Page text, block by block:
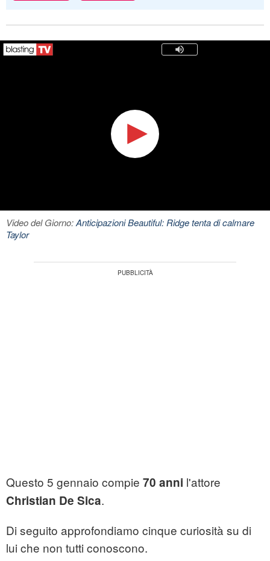
Video del Giorno:Anticipazioni Beautiful: Ridge tenta di calmare
Taylor
Questo 5 gennaio compie 70 anni l'attore
Christian De Sica.
Di seguito approfondiamo cinque curiosità su di
lui che non tutti conoscono.